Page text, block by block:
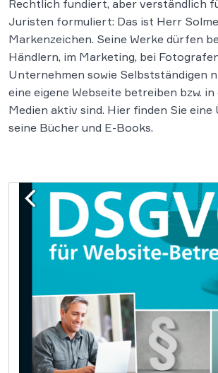
Rechtlich fundiert, aber verständlich
Juristen formuliert: Das ist Herr
Markenzeichen. Seine Werke dürfen
Händlern, im Marketing, bei
Unternehmen sowie Selbstständigen
eine eigene Webseite betreiben bzw. in
Medien aktiv sind. Hier finden Sie
seine Bücher und E-Books.